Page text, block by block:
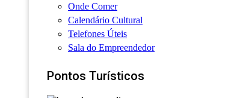
Onde Comer
Calendário Cultural
Telefones Úteis
Sala do Empreendedor
Pontos Turísticos